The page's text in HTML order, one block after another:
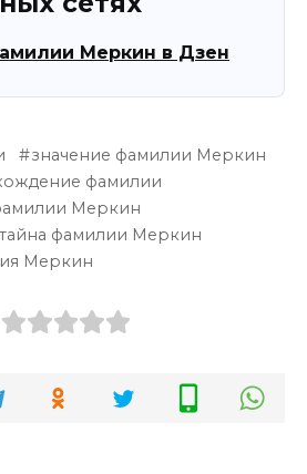
Меркин в Дзен
значение фамилии Меркин
фамилии
Меркин
тайна фамилии Меркин
Меркин